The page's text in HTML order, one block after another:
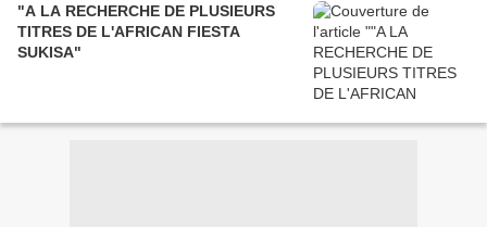
"A LA RECHERCHE DE PLUSIEURS
TITRES DE L'AFRICAN FIESTA
SUKISA"